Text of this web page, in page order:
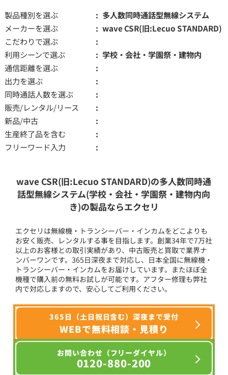
製品種別を選ぶ
多人数同時通話型無線システム
メーカーを選ぶ
wave CSR(旧:Lecuo STANDARD)
こだわりで選ぶ
利用シーンで選ぶ
学校・会社・学園祭・建物内
通信距離を選ぶ
出力を選ぶ
同時通話人数を選ぶ
販売/レンタル/リース
新品/中古
生産終了品を含む
フリーワード入力
wave CSR(旧:Lecuo STANDARD)の多人数同時通
話型無線システム(学校・会社・学園祭・建物内向
き)の製品ならエクセリ
エクセリは無線機・トランシーバー・インカムをどこよりも
お安く販売、レンタルする事を目指します。創業34年で7万社
以上のお客様との取引実績があり、中古販売と買取で業界ナ
ンバーワンです。365日深夜まで対応し、日本全国に無線機・
トランシーバー・インカムをお届けしています。またほぼ全
機種で購入前の無料お試しが可能です。アフター修理も弊社
内で対応しますので、安心してご利用ください。
365日（土日祝日含む）深夜まで受付
WEBで無料相談・見積り
お問い合わせ（フリーダイヤル）
0120-880-200